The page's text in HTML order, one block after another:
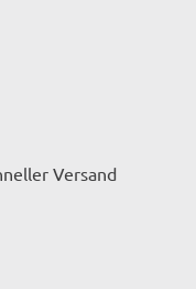
Versand